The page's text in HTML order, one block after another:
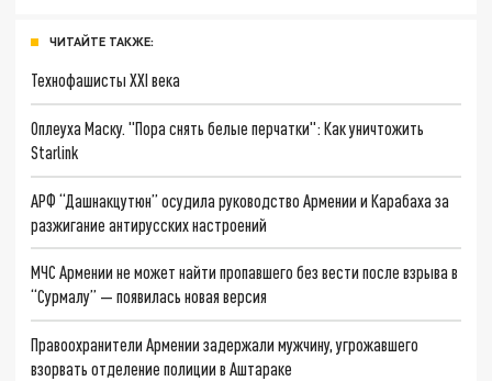
ЧИТАЙТЕ ТАКЖЕ:
Технофашисты XXI века
Оплеуха Маску. "Пора снять белые перчатки": Как уничтожить
Starlink
АРФ “Дашнакцутюн” осудила руководство Армении и Карабаха за
разжигание антирусских настроений
МЧС Армении не может найти пропавшего без вести после взрыва в
“Сурмалу” — появилась новая версия
Правоохранители Армении задержали мужчину, угрожавшего
взорвать отделение полиции в Аштараке